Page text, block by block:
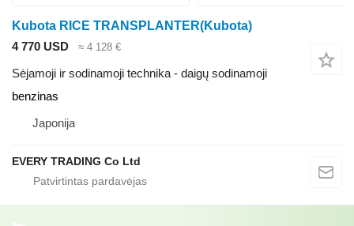
Kubota RICE TRANSPLANTER(Kubota)
4 770 USD
≈ 4 128 €
Sėjamoji ir sodinamoji technika - daigų sodinamoji
benzinas
Japonija
EVERY TRADING Co Ltd